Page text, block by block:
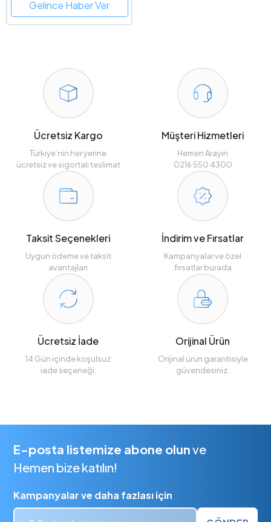
Gelince Haber Ver
Ücretsiz Kargo
Türkiye’nin her yerine
ücretsiz ve sigortalı teslimat
Müşteri Hizmetleri
Hemen Arayın
0216 550 4300
Taksit Seçenekleri
Uygun ödeme ve taksit
avantajları
İndirim ve Fırsatlar
Kampanyalar ve özel
fırsatlar burada
Ücretsiz İade
14 Gün içinde koşulsuz
iade seçeneği.
Orijinal Ürün
Orijinal ürün garantisiyle
güvendesiniz.
E-posta listemize abone olunve
Hemen bize katılın!
Kampanyalar ve daha fazlası için